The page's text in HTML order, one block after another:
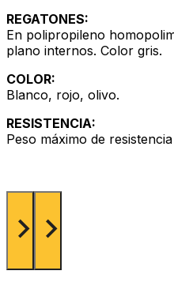
REGATONES:
En polipropileno
plano internos. Color gris.
COLOR:
Blanco, rojo, olivo.
RESISTENCIA:
Peso máximo de